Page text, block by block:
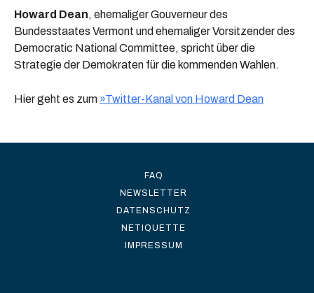
Howard Dean, ehemaliger Gouverneur des
Bundesstaates Vermont und ehemaliger Vorsitzender des
Democratic National Committee, spricht über die
Strategie der Demokraten für die kommenden Wahlen.
Hier geht es zum »Twitter-Kanal von Howard Dean
FAQ
NEWSLETTER
DATENSCHUTZ
NETIQUETTE
IMPRESSUM